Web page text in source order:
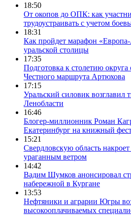
18:50
От окопов до ОПК: как
трудоустраивать с учетом
18:31
Как пройдет марафон
уральской столицы
17:35
Подготовка к столетию округа
Честного маршрута Артюхова
17:15
Уральский силовик возглавил
Ленобласти
16:46
Блогер-миллионник Роман
Екатеринбург на книжный
15:21
Свердловскую область
ураганным ветром
14:42
Вадим Шумков анонсировал
набережной в Кургане
13:53
Нефтяники и аграрии Югры
высокооплачиваемых